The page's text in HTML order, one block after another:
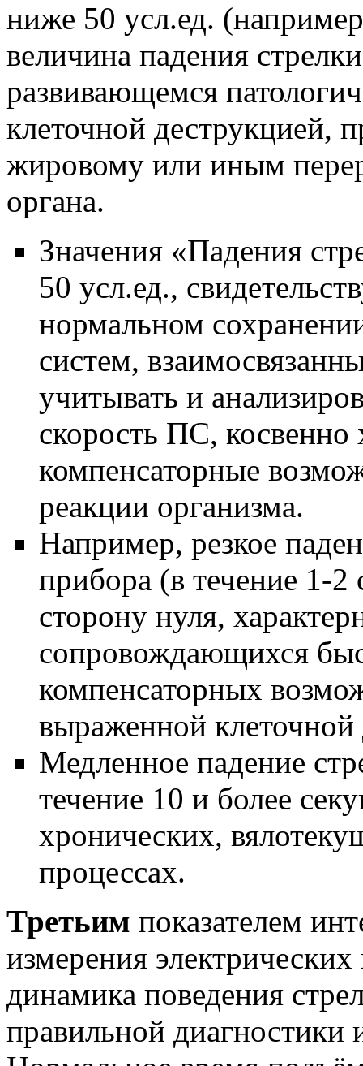
ниже 50 усл.ед.
величина падения
развивающемся
клеточной деструкцией,
жировому или иным
органа.
Значения «Падения
50 усл.ед.,
нормальном
систем,
учитывать и
скорость ПС,
компенсаторные
реакции организма.
Например, резкое
прибора (в течение 1-
сторону нуля,
сопровождающихся
компенсаторных
выраженной клеточной
Медленное падение
течение 10 и более
хронических,
процессах.
Третьим показателем
измерения
динамика поведения
правильной диагностики